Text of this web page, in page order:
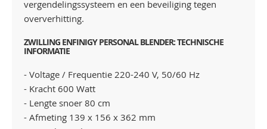
vergendelingssysteem en een beveiliging tegen
oververhitting.
ZWILLING ENFINIGY PERSONAL BLENDER: TECHNISCHE
INFORMATIE
- Voltage / Frequentie 220-240 V, 50/60 Hz
- Kracht 600 Watt
- Lengte snoer 80 cm
- Afmeting 139 x 156 x 362 mm